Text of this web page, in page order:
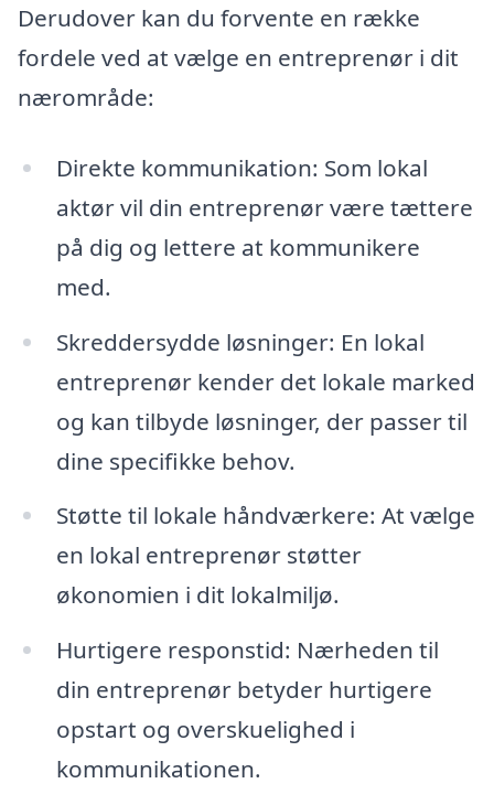
Derudover kan du forvente en række
fordele ved at vælge en entreprenør i dit
nærområde:
Direkte kommunikation: Som lokal
aktør vil din entreprenør være tættere
på dig og lettere at kommunikere
med.
Skreddersydde løsninger: En lokal
entreprenør kender det lokale marked
og kan tilbyde løsninger, der passer til
dine specifikke behov.
Støtte til lokale håndværkere: At vælge
en lokal entreprenør støtter
økonomien i dit lokalmiljø.
Hurtigere responstid: Nærheden til
din entreprenør betyder hurtigere
opstart og overskuelighed i
kommunikationen.